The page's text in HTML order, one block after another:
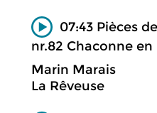
07:43 Pièces
nr.82 Chaconne
Marin Marais
La Rêveuse